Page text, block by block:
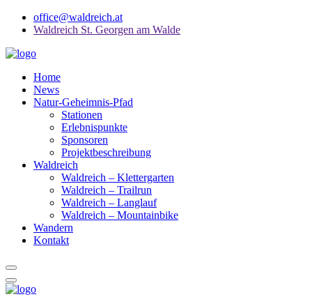
office@waldreich.at
Waldreich St. Georgen am Walde
Home
News
Natur-Geheimnis-Pfad
Stationen
Erlebnispunkte
Sponsoren
Projektbeschreibung
Waldreich
Waldreich – Klettergarten
Waldreich – Trailrun
Waldreich – Langlauf
Waldreich – Mountainbike
Wandern
Kontakt